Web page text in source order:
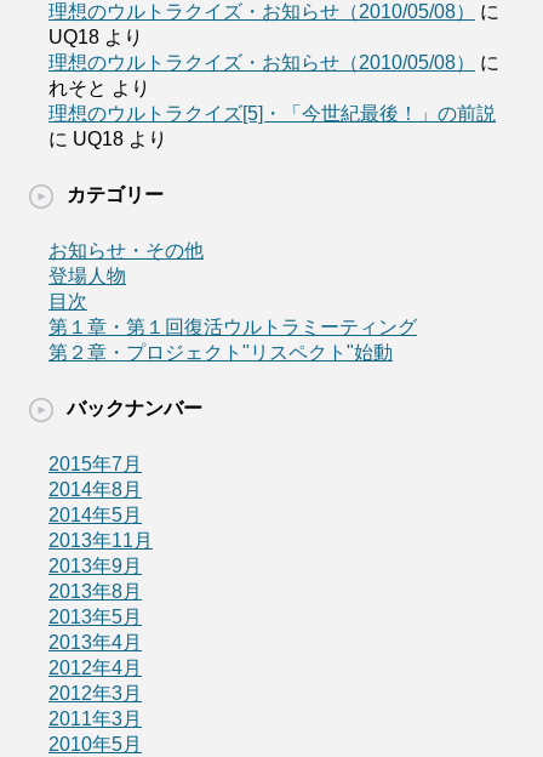
理想のウルトラクイズ・お知らせ（2010/05/08）
に
UQ18 より
理想のウルトラクイズ・お知らせ（2010/05/08）
に
れそと より
理想のウルトラクイズ[5]・「今世紀最後！」の前説
に UQ18 より
カテゴリー
お知らせ・その他
登場人物
目次
第１章・第１回復活ウルトラミーティング
第２章・プロジェクト"リスペクト"始動
バックナンバー
2015年7月
2014年8月
2014年5月
2013年11月
2013年9月
2013年8月
2013年5月
2013年4月
2012年4月
2012年3月
2011年3月
2010年5月